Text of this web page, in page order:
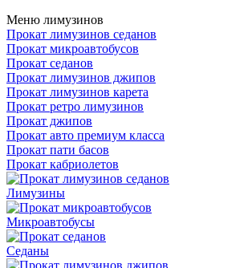
Меню лимузинов
Прокат лимузинов седанов
Прокат микроавтобусов
Прокат седанов
Прокат лимузинов джипов
Прокат лимузинов карета
Прокат ретро лимузинов
Прокат джипов
Прокат авто премиум класса
Прокат пати басов
Прокат кабриолетов
Лимузины
Микроавтобусы
Седаны